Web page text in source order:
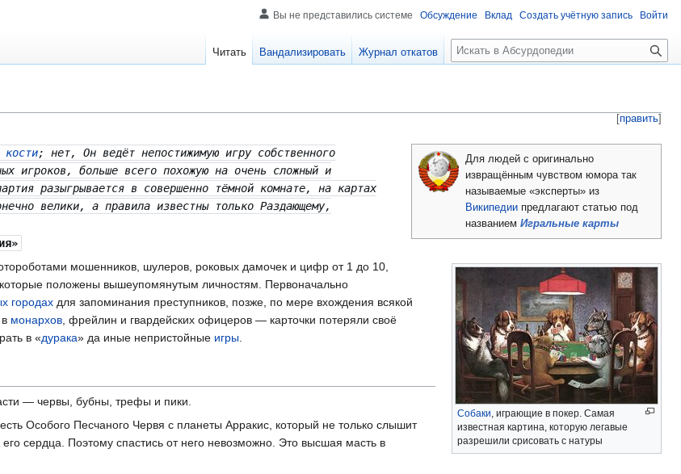
[править]
Для людей с оригинально
извращённым чувством юмора так
называемые «эксперты» из
Википедии предлагают статью под
названием Игральные карты
кости; нет, Он ведёт непостижимую игру собственного
игроков, больше всего похожую на очень сложный и
разыгрывается в совершенно тёмной комнате, на картах
велики, а правила известны только Раздающему,
Собаки, играющие в покер. Самая
известная картина, которую легавые
разрешили срисовать с натуры
мошенников, шулеров, роковых дамочек и цифр от 1 до 10,
положены вышеупомянутым личностям. Первоначально
городах для запоминания преступников, позже, по мере вхождения всякой
монархов, фрейлин и гвардейских офицеров — карточки потеряли своё
в «дурака» да иные непристойные игры.
— червы, бубны, трефы и пики.
Особого Песчаного Червя с планеты Арракис, который не только слышит
его сердца. Поэтому спастись от него невозможно. Это высшая масть в
Вы не представились системе Обсуждение Вклад Создать учётную запись Войти
Читать Вандализировать Журнал откатов
П
о
к